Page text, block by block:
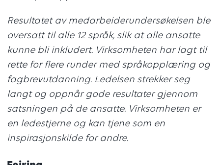
Resultatet av medarbeiderundersøkelsen ble
oversatt til alle 12 språk, slik at alle ansatte
kunne bli inkludert. Virksomheten har lagt til
rette for flere runder med språkopplæring og
fagbrevutdanning. Ledelsen strekker seg
langt og oppnår gode resultater gjennom
satsningen på de ansatte. Virksomheten er
en ledestjerne og kan tjene som en
inspirasjonskilde for andre.